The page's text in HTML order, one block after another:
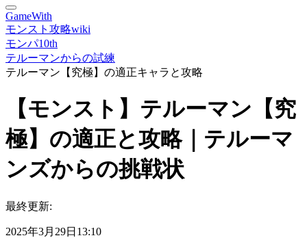
GameWith
モンスト攻略wiki
モンパ10th
テルーマンからの試練
テルーマン【究極】の適正キャラと攻略
【モンスト】テルーマン【究
極】の適正と攻略｜テルーマ
ンズからの挑戦状
最終更新:
2025年3月29日13:10